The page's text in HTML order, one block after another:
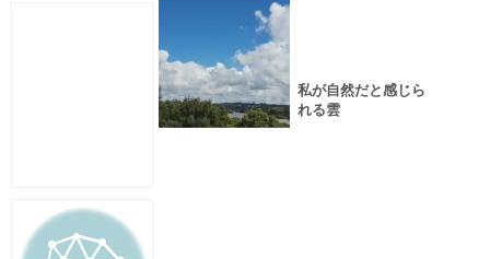
私が自然だと感じら
れる雲